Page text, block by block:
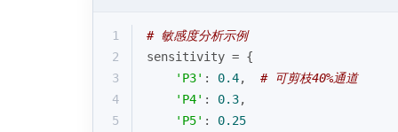
1
# 敏感度分析示例
2
sensitivity = {
3
'P3' : 0.4, # 可剪枝40%通道
4
'P4' : 0.3,
5
'P5' : 0.25